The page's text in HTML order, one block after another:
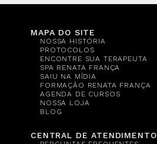
MAPA DO SITE
NOSSA HISTÓRIA
PROTOCOLOS
ENCONTRE SUA TERAPEUTA
SPA RENATA FRANÇA
SAIU NA MÍDIA
FORMAÇÃO RENATA FRANÇA
AGENDA DE CURSOS
NOSSA LOJA
BLOG
CENTRAL DE ATENDIMENTO